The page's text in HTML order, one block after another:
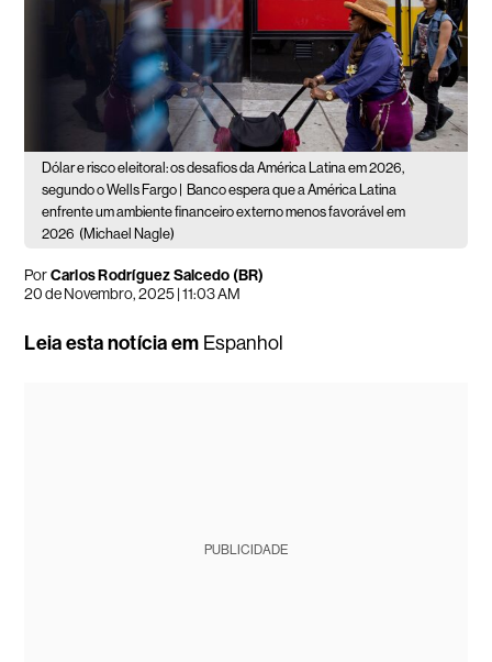
Dólar e risco eleitoral: os desafios da América Latina em 2026,
segundo o Wells Fargo |
Banco espera que a América Latina
enfrente um ambiente financeiro externo menos favorável em
2026 (Michael Nagle)
PorCarlos Rodríguez Salcedo (BR)
20 de Novembro, 2025 | 11:03 AM
Leia esta notícia em Espanhol
PUBLICIDADE